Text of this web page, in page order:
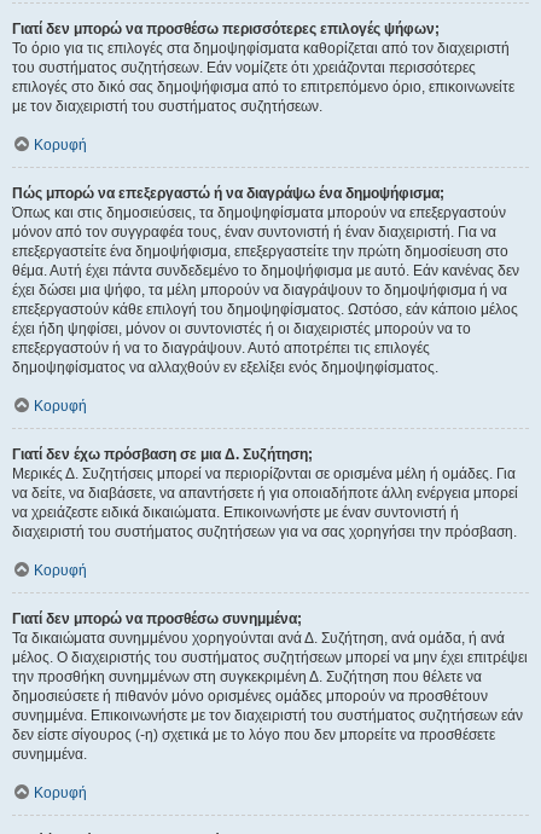
Γιατί δεν μπορώ να προσθέσω περισσότερες επιλογές ψήφων;
Το όριο για τις επιλογές στα δημοψηφίσματα καθορίζεται από τον διαχειριστή
του συστήματος συζητήσεων. Εάν νομίζετε ότι χρειάζονται περισσότερες
επιλογές στο δικό σας δημοψήφισμα από το επιτρεπόμενο όριο, επικοινωνείτε
με τον διαχειριστή του συστήματος συζητήσεων.
Κορυφή
Πώς μπορώ να επεξεργαστώ ή να διαγράψω ένα δημοψήφισμα;
Όπως και στις δημοσιεύσεις, τα δημοψηφίσματα μπορούν να επεξεργαστούν
μόνον από τον συγγραφέα τους, έναν συντονιστή ή έναν διαχειριστή. Για να
επεξεργαστείτε ένα δημοψήφισμα, επεξεργαστείτε την πρώτη δημοσίευση στο
θέμα. Αυτή έχει πάντα συνδεδεμένο το δημοψήφισμα με αυτό. Εάν κανένας δεν
έχει δώσει μια ψήφο, τα μέλη μπορούν να διαγράψουν το δημοψήφισμα ή να
επεξεργαστούν κάθε επιλογή του δημοψηφίσματος. Ωστόσο, εάν κάποιο μέλος
έχει ήδη ψηφίσει, μόνον οι συντονιστές ή οι διαχειριστές μπορούν να το
επεξεργαστούν ή να το διαγράψουν. Αυτό αποτρέπει τις επιλογές
δημοψηφίσματος να αλλαχθούν εν εξελίξει ενός δημοψηφίσματος.
Κορυφή
Γιατί δεν έχω πρόσβαση σε μια Δ. Συζήτηση;
Μερικές Δ. Συζητήσεις μπορεί να περιορίζονται σε ορισμένα μέλη ή ομάδες. Για
να δείτε, να διαβάσετε, να απαντήσετε ή για οποιαδήποτε άλλη ενέργεια μπορεί
να χρειάζεστε ειδικά δικαιώματα. Επικοινωνήστε με έναν συντονιστή ή
διαχειριστή του συστήματος συζητήσεων για να σας χορηγήσει την πρόσβαση.
Κορυφή
Γιατί δεν μπορώ να προσθέσω συνημμένα;
Τα δικαιώματα συνημμένου χορηγούνται ανά Δ. Συζήτηση, ανά ομάδα, ή ανά
μέλος. Ο διαχειριστής του συστήματος συζητήσεων μπορεί να μην έχει επιτρέψει
την προσθήκη συνημμένων στη συγκεκριμένη Δ. Συζήτηση που θέλετε να
δημοσιεύσετε ή πιθανόν μόνο ορισμένες ομάδες μπορούν να προσθέτουν
συνημμένα. Επικοινωνήστε με τον διαχειριστή του συστήματος συζητήσεων εάν
δεν είστε σίγουρος (-η) σχετικά με το λόγο που δεν μπορείτε να προσθέσετε
συνημμένα.
Κορυφή